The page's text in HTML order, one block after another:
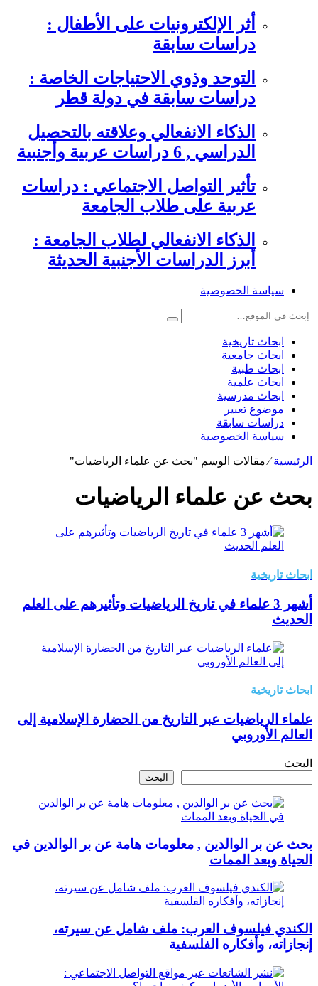
أثر الإلكترونيات على الأطفال :
دراسات سابقة
التوحد وذوي الاحتياجات الخاصة :
دراسات سابقة في دولة قطر
الذكاء الانفعالي وعلاقته بالتحصيل
الدراسي , 6 دراسات عربية وأجنبية
تأثير التواصل الاجتماعي : دراسات
عربية على طلاب الجامعة
الذكاء الانفعالي لطلاب الجامعة :
أبرز الدراسات الأجنبية الحديثة
سياسة الخصوصية
ابحاث تاريخية
ابحاث جامعية
ابحاث طبية
ابحاث علمية
ابحاث مدرسية
موضوع تعبير
دراسات سابقة
سياسة الخصوصية
الرئيسية⁄مقالات الوسم "بحث عن علماء الرياضيات"
بحث عن علماء الرياضيات
ابحاث تاريخية
أشهر 3 علماء في تاريخ الرياضيات وتأثيرهم على العلم
الحديث
ابحاث تاريخية
علماء الرياضيات عبر التاريخ من الحضارة الإسلامية إلى
العالم الأوروبي
البحث
البحث
بحث عن بر الوالدين , معلومات هامة عن بر الوالدين في
الحياة وبعد الممات
الكندي فيلسوف العرب: ملف شامل عن سيرته،
إنجازاته، وأفكاره الفلسفية